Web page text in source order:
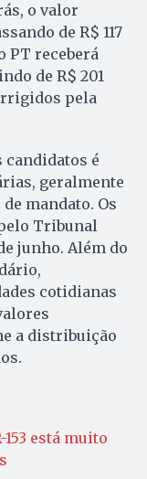
o valor
de R$ 117
PT receberá
de R$ 201
pela
é
geralmente
mandato. Os
Tribunal
junho. Além do
cotidianas
a distribuição
está muito